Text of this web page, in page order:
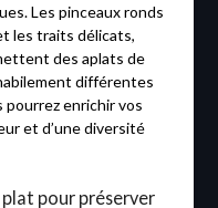
Les pinceaux ronds
les traits délicats,
des aplats de
différentes
pourrez enrichir vos
et d’une diversité
plat pour préserver